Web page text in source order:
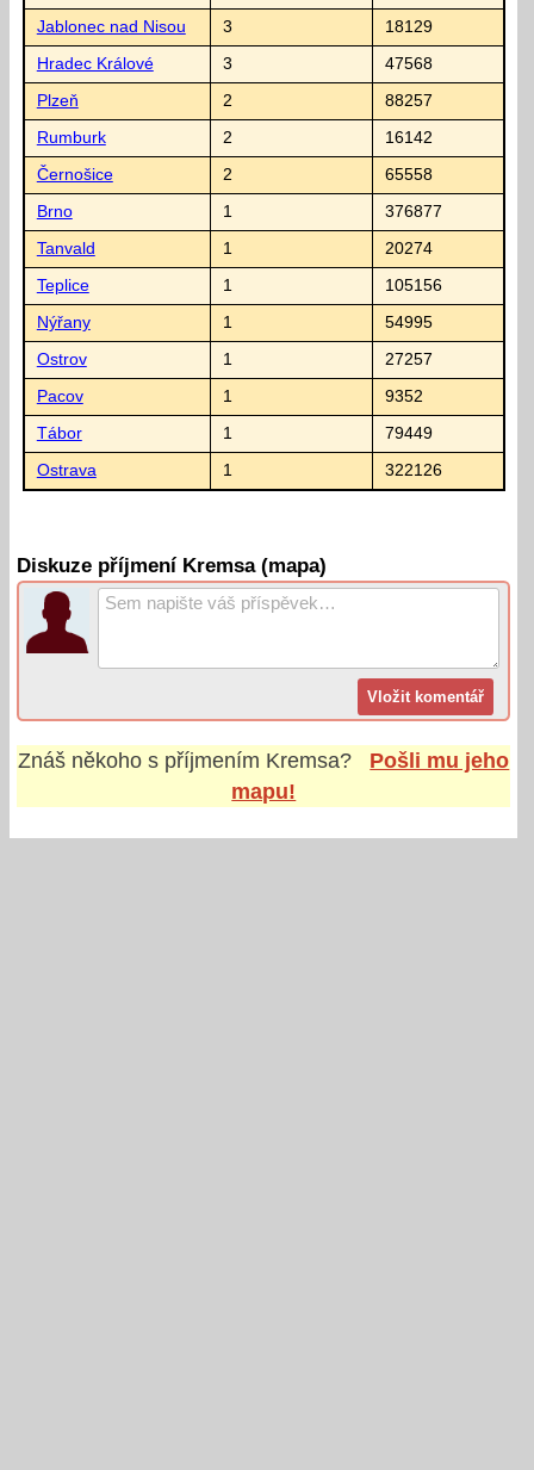
Jablonec nad Nisou 3 18129
Hradec Králové 3 47568
Plzeň 2 88257
Rumburk 2 16142
Černošice 2 65558
Brno 1 376877
Tanvald 1 20274
Teplice 1 105156
Nýřany 1 54995
Ostrov 1 27257
Pacov 1 9352
Tábor 1 79449
Ostrava 1 322126
Diskuze příjmení Kremsa (mapa)
Znáš někoho s příjmením Kremsa?
Pošli mu jeho
mapu!